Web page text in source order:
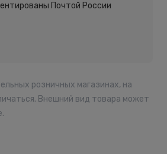
Почтой России
розничных магазинах, на
Внешний вид товара может